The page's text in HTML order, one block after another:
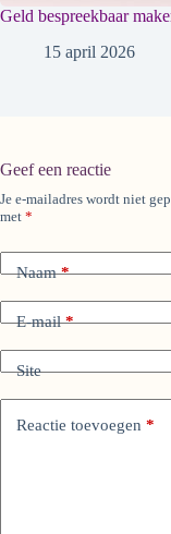
Geld bespreekbaar
15 april 2026
Geef een reactie
Je e-mailadres wordt niet
met *
Naam*
E-mail*
Site
Reactie toevoegen *
A
l
r
n
v
e